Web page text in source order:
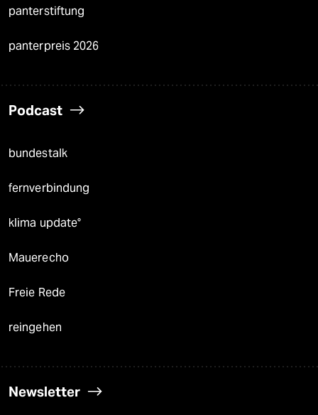
panterstiftung
panterpreis 2026
Podcast
bundestalk
fernverbindung
klima update°
Mauerecho
Freie Rede
reingehen
Newsletter